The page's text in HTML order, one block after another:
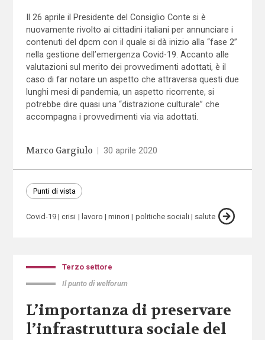
Il 26 aprile il Presidente del Consiglio Conte si è
nuovamente rivolto ai cittadini italiani per annunciare i
contenuti del dpcm con il quale si dà inizio alla “fase 2”
nella gestione dell’emergenza Covid-19. Accanto alle
valutazioni sul merito dei provvedimenti adottati, è il
caso di far notare un aspetto che attraversa questi due
lunghi mesi di pandemia, un aspetto ricorrente, si
potrebbe dire quasi una “distrazione culturale” che
accompagna i provvedimenti via via adottati.
Marco Gargiulo 30 aprile 2020
Punti di vista
Covid-19 crisi lavoro minori politiche sociali salute
Terzo settore
Il punto di welforum
L’importanza di preservare
l’infrastruttura sociale del